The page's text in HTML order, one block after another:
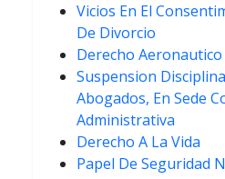
Vicios En El
De Divorcio
Derecho Aeronautico
Suspension
Abogados, En Sede
Administrativa
Derecho A La Vida
Papel De Seguridad